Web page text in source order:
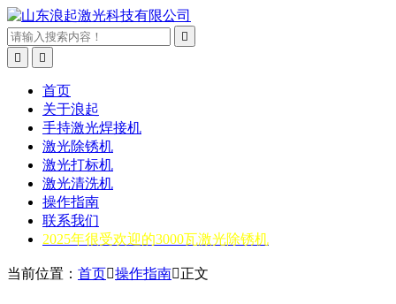



首页
关于浪起
手持激光焊接机
激光除锈机
激光打标机
激光清洗机
操作指南
联系我们
2025年很受欢迎的3000瓦激光除锈机
当前位置： 首页操作指南正文